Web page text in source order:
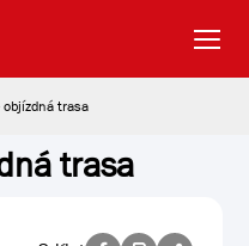
trasa
trasa